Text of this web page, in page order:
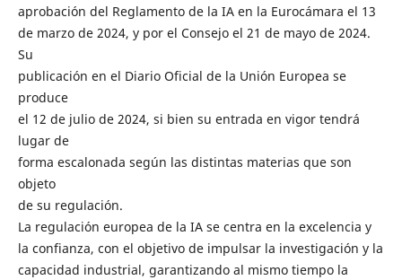
aprobación del Reglamento de la IA en la Eurocámara el 13
de marzo de 2024, y por el Consejo el 21 de mayo de 2024.
Su
publicación en el Diario Oficial de la Unión Europea se
produce
el 12 de julio de 2024, si bien su entrada en vigor tendrá
lugar de
forma escalonada según las distintas materias que son
objeto
de su regulación.
La regulación europea de la IA se centra en la excelencia y
la confianza, con el objetivo de impulsar la investigación y la
capacidad industrial, garantizando al mismo tiempo la